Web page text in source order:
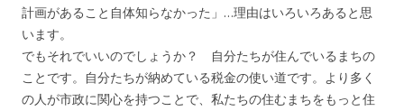
計画があること自体知らなかった」…理由はいろいろあると思
います。
でもそれでいいのでしょうか？ 自分たちが住んでいるまちの
ことです。自分たちが納めている税金の使い道です。より多く
の人が市政に関心を持つことで、私たちの住むまちをもっと住